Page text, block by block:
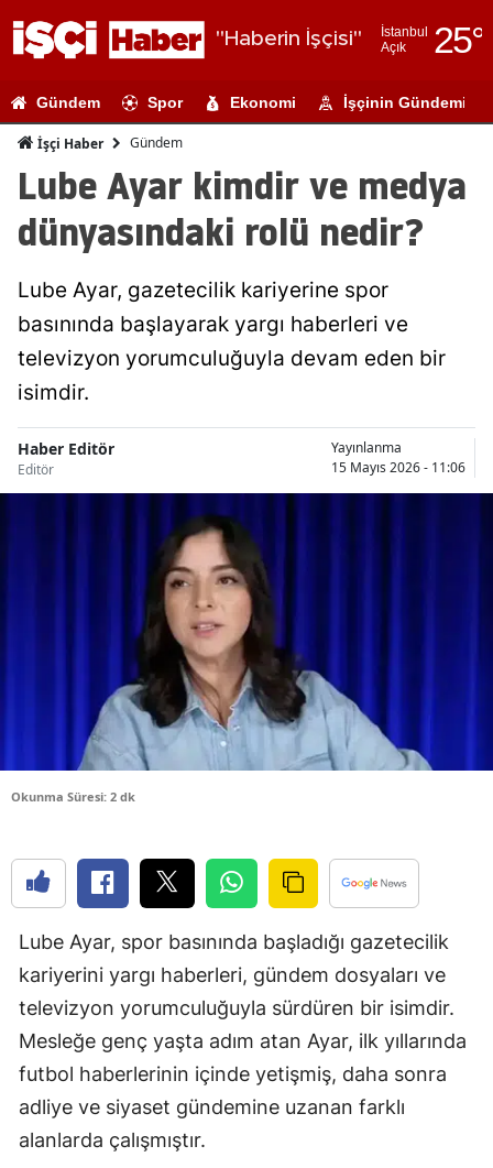
"Haberin İşçisi"
İstanbul
Açık
25°
Adıyaman
Ağrı
Amasya
Antalya
Aydın
Balıkesir
Bursa
Çorum
Diyarbakır
Edirne
Erzincan
Gündem Spor Ekonomi İşçinin Gündemi
İşçi Haber Gündem
Lube Ayar kimdir ve medya
dünyasındaki rolü nedir?
Lube Ayar, gazetecilik kariyerine spor
basınında başlayarak yargı haberleri ve
televizyon yorumculuğuyla devam eden bir
isimdir.
Haber Editör
Editör
Yayınlanma
15 Mayıs 2026 - 11:06
Okunma Süresi: 2 dk
Lube Ayar, spor basınında başladığı gazetecilik
kariyerini yargı haberleri, gündem dosyaları ve
televizyon yorumculuğuyla sürdüren bir isimdir.
Mesleğe genç yaşta adım atan Ayar, ilk yıllarında
futbol haberlerinin içinde yetişmiş, daha sonra
adliye ve siyaset gündemine uzanan farklı
alanlarda çalışmıştır.